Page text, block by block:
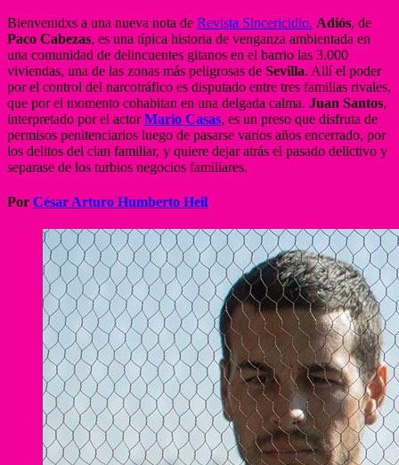
Bienvenidxs a una nueva nota de Revista Sincericidio. Adiós, de
Paco Cabezas, es una típica historia de venganza ambientada en
una comunidad de delincuentes gitanos en el barrio las 3.000
viviendas, una de las zonas más peligrosas de Sevilla. Allí el poder
por el control del narcotráfico es disputado entre tres familias rivales,
que por el momento cohabitan en una delgada calma. Juan Santos,
interpretado por el actorMario Casas, es un preso que disfruta de
permisos penitenciarios luego de pasarse varios años encerrado, por
los delitos del clan familiar, y quiere dejar atrás el pasado delictivo y
separase de los turbios negocios familiares.
Por César Arturo Humberto Heil